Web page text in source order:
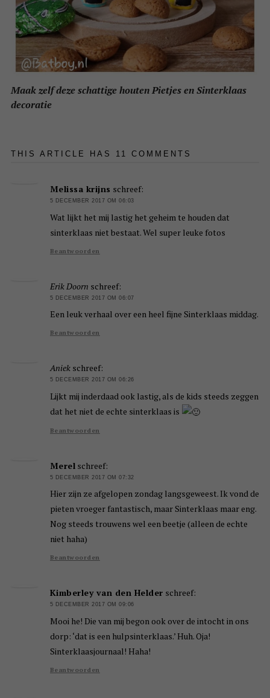
Maak zelf deze schattige houten Pietjes en Sinterklaas
decoratie
THIS ARTICLE HAS 11 COMMENTS
Melissa krijns schreef:
5 DECEMBER 2017 OM 06:03
Wat lijkt het mij lastig het geheim te houden dat
sinterklaas niet bestaat. Wel super leuke fotos
Beantwoorden
Erik Doorn schreef:
5 DECEMBER 2017 OM 06:07
Een leuk verhaal over een heel fijne Sinterklaas middag.
Beantwoorden
Aniek schreef:
5 DECEMBER 2017 OM 06:26
Lijkt mij inderdaad ook lastig, als de kids steeds zeggen
dat het niet de echte sinterklaas is
Beantwoorden
Merel schreef:
5 DECEMBER 2017 OM 07:32
Hier zijn ze afgelopen zondag langsgeweest. Ik vond de
pieten vroeger fantastisch, maar Sinterklaas maar eng.
Nog steeds trouwens wel een beetje (alleen de echte
niet haha)
Beantwoorden
Kimberley van den Helder schreef:
5 DECEMBER 2017 OM 09:06
Mooi he! Die van mij begon ook over de intocht in ons
dorp: ‘dat is een hulpsinterklaas.’ Huh. Oja!
Sinterklaasjournaal! Haha!
Beantwoorden